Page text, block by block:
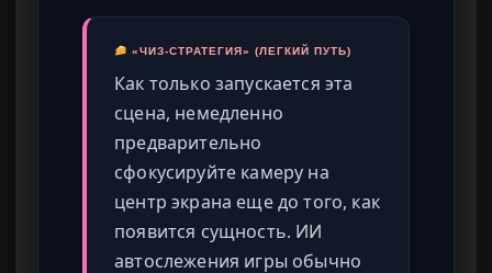
«ЧИЗ-СТРАТЕГИЯ» (ЛЕГКИЙ ПУТЬ)
Как только запускается эта
сцена, немедленно
предварительно
сфокусируйте камеру на
центр экрана еще до того, как
появится сущность. ИИ
автослежения игры обычно